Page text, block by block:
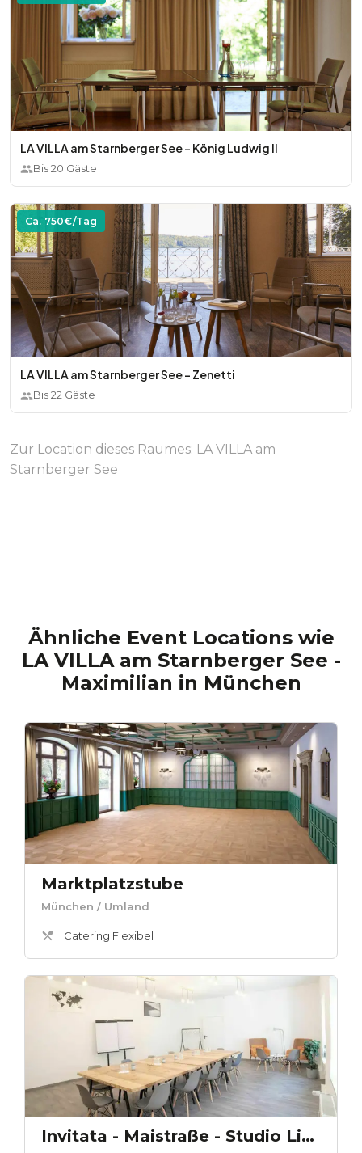
LA VILLA am Starnberger See - König Ludwig II
Bis20 Gäste
Ca. 750€/Tag
LA VILLA am Starnberger See - Zenetti
Bis22 Gäste
Zur Location dieses Raumes: LA VILLA am
Starnberger See
Ähnliche Event Locations wie
LA VILLA am Starnberger See -
Maximilian in München
Marktplatzstube
München / Umland
Catering Flexibel
Invitata - Maistraße - Studio Links